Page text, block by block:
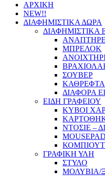
ΑΡΧΙΚΗ
NEW!!
ΔΙΑΦΗΜΙΣΤΙΚΑ ΔΩΡΑ
ΔΙΑΦΗΜΙΣΤΙΚΑ
ΜΠΡΕΛΟΚ
ΣΟΥΒΕΡ
ΔΙΑΦΟΡΑ
ΕΙΔΗ ΓΡΑΦΕΙΟΥ
ΚΥΒΟΙ
ΝΤΟΣΙΕ –
MOUSEPAD
ΓΡΑΦΙΚΗ ΥΛΗ
ΣΤΥΛΟ
ΜΟΛΥΒΙΑ/